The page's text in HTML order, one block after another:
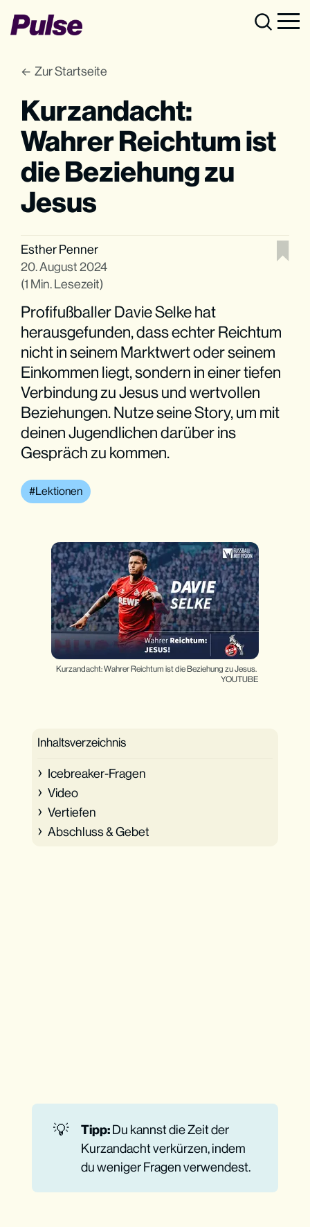
Zur Startseite
Kurzandacht:
Wahrer Reichtum ist
die Beziehung zu
Jesus
Esther Penner
20. August 2024
(1 Min. Lesezeit)
Profifußballer Davie Selke hat
herausgefunden, dass echter Reichtum
nicht in seinem Marktwert oder seinem
Einkommen liegt, sondern in einer tiefen
Verbindung zu Jesus und wertvollen
Beziehungen. Nutze seine Story, um mit
deinen Jugendlichen darüber ins
Gespräch zu kommen.
Lektionen
Kurzandacht: Wahrer Reichtum ist die Beziehung zu Jesus.
YOUTUBE
Inhaltsverzeichnis
Icebreaker-Fragen
Video
Vertiefen
Abschluss & Gebet
💡 Tipp: Du kannst die Zeit der
Kurzandacht verkürzen, indem
du weniger Fragen verwendest.